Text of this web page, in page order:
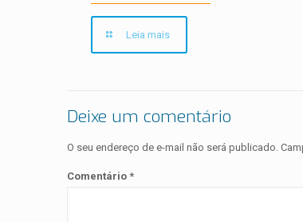
Leia mais
Deixe um comentário
O seu endereço de e-mail não será publicado.
Comentário *